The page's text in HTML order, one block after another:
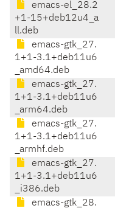
emacs-el_28.2
+1-15+deb12u4_a
ll.deb
emacs-gtk_27.
1+1-3.1+deb11u6
_amd64.deb
emacs-gtk_27.
1+1-3.1+deb11u6
_arm64.deb
emacs-gtk_27.
1+1-3.1+deb11u6
_armhf.deb
emacs-gtk_27.
1+1-3.1+deb11u6
_i386.deb
emacs-gtk_28.